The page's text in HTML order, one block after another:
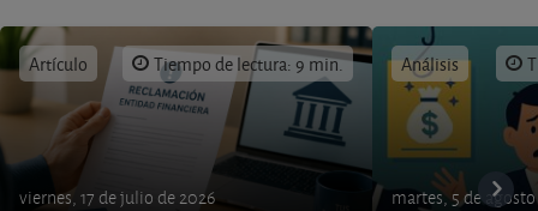
Artículo Tiempo de lectura: 9 min.
viernes, 17 de julio de 2026
Análisis
martes, 5 de